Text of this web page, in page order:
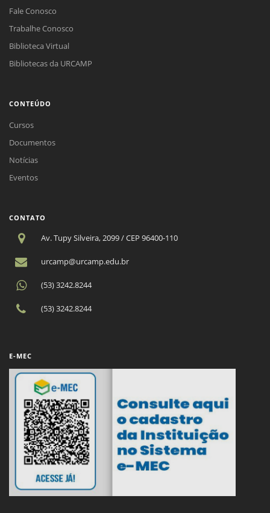
Fale Conosco
Trabalhe Conosco
Biblioteca Virtual
Bibliotecas da URCAMP
CONTEÚDO
Cursos
Documentos
Notícias
Eventos
CONTATO
Av. Tupy Silveira, 2099 / CEP 96400-110
urcamp@urcamp.edu.br
(53) 3242.8244
(53) 3242.8244
E-MEC